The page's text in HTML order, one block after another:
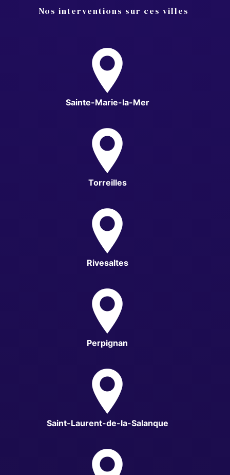
Nos interventions sur ces villes
Sainte-Marie-la-Mer
Torreilles
Rivesaltes
Perpignan
Saint-Laurent-de-la-Salanque